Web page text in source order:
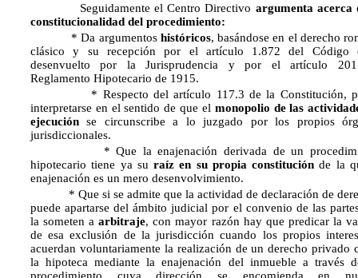
Seguidamente el Centro Directivo argumenta acerca
constitucionalidad del procedimiento:
* Da argumentos históricos, basándose en el derecho
clásico y su recepción por el artículo 1.872 del Código
desenvuelto por la Jurisprudencia y por el artículo
Reglamento Hipotecario de 1915.
* Respecto del artículo 117.3 de la Constitución,
interpretarse en el sentido de que el monopolio de las
ejecución se circunscribe a lo juzgado por los propios
jurisdiccionales.
* Que la enajenación derivada de un
hipotecario tiene ya su raíz en su propia constitución de la
enajenación es un mero desenvolvimiento.
* Que si se admite que la actividad de decla­ración de
puede apartarse del ámbito judicial por el convenio de las
la someten aarbitraje, con mayor razón hay que predicar la
de esa exclusión de la jurisdicción cuando los propios
acuerdan voluntariamente la realización de un derecho privado
la hipoteca mediante la enajenación del inmueble a través